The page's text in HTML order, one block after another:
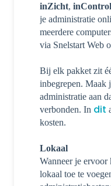
inZicht,
je administratie
meerdere
via Snelstart Web
Bij elk pakket zit
inbegrepen. Maak
administratie aan
verbonden. In dit
kosten.
Lokaal
Wanneer je ervoor
lokaal toe te